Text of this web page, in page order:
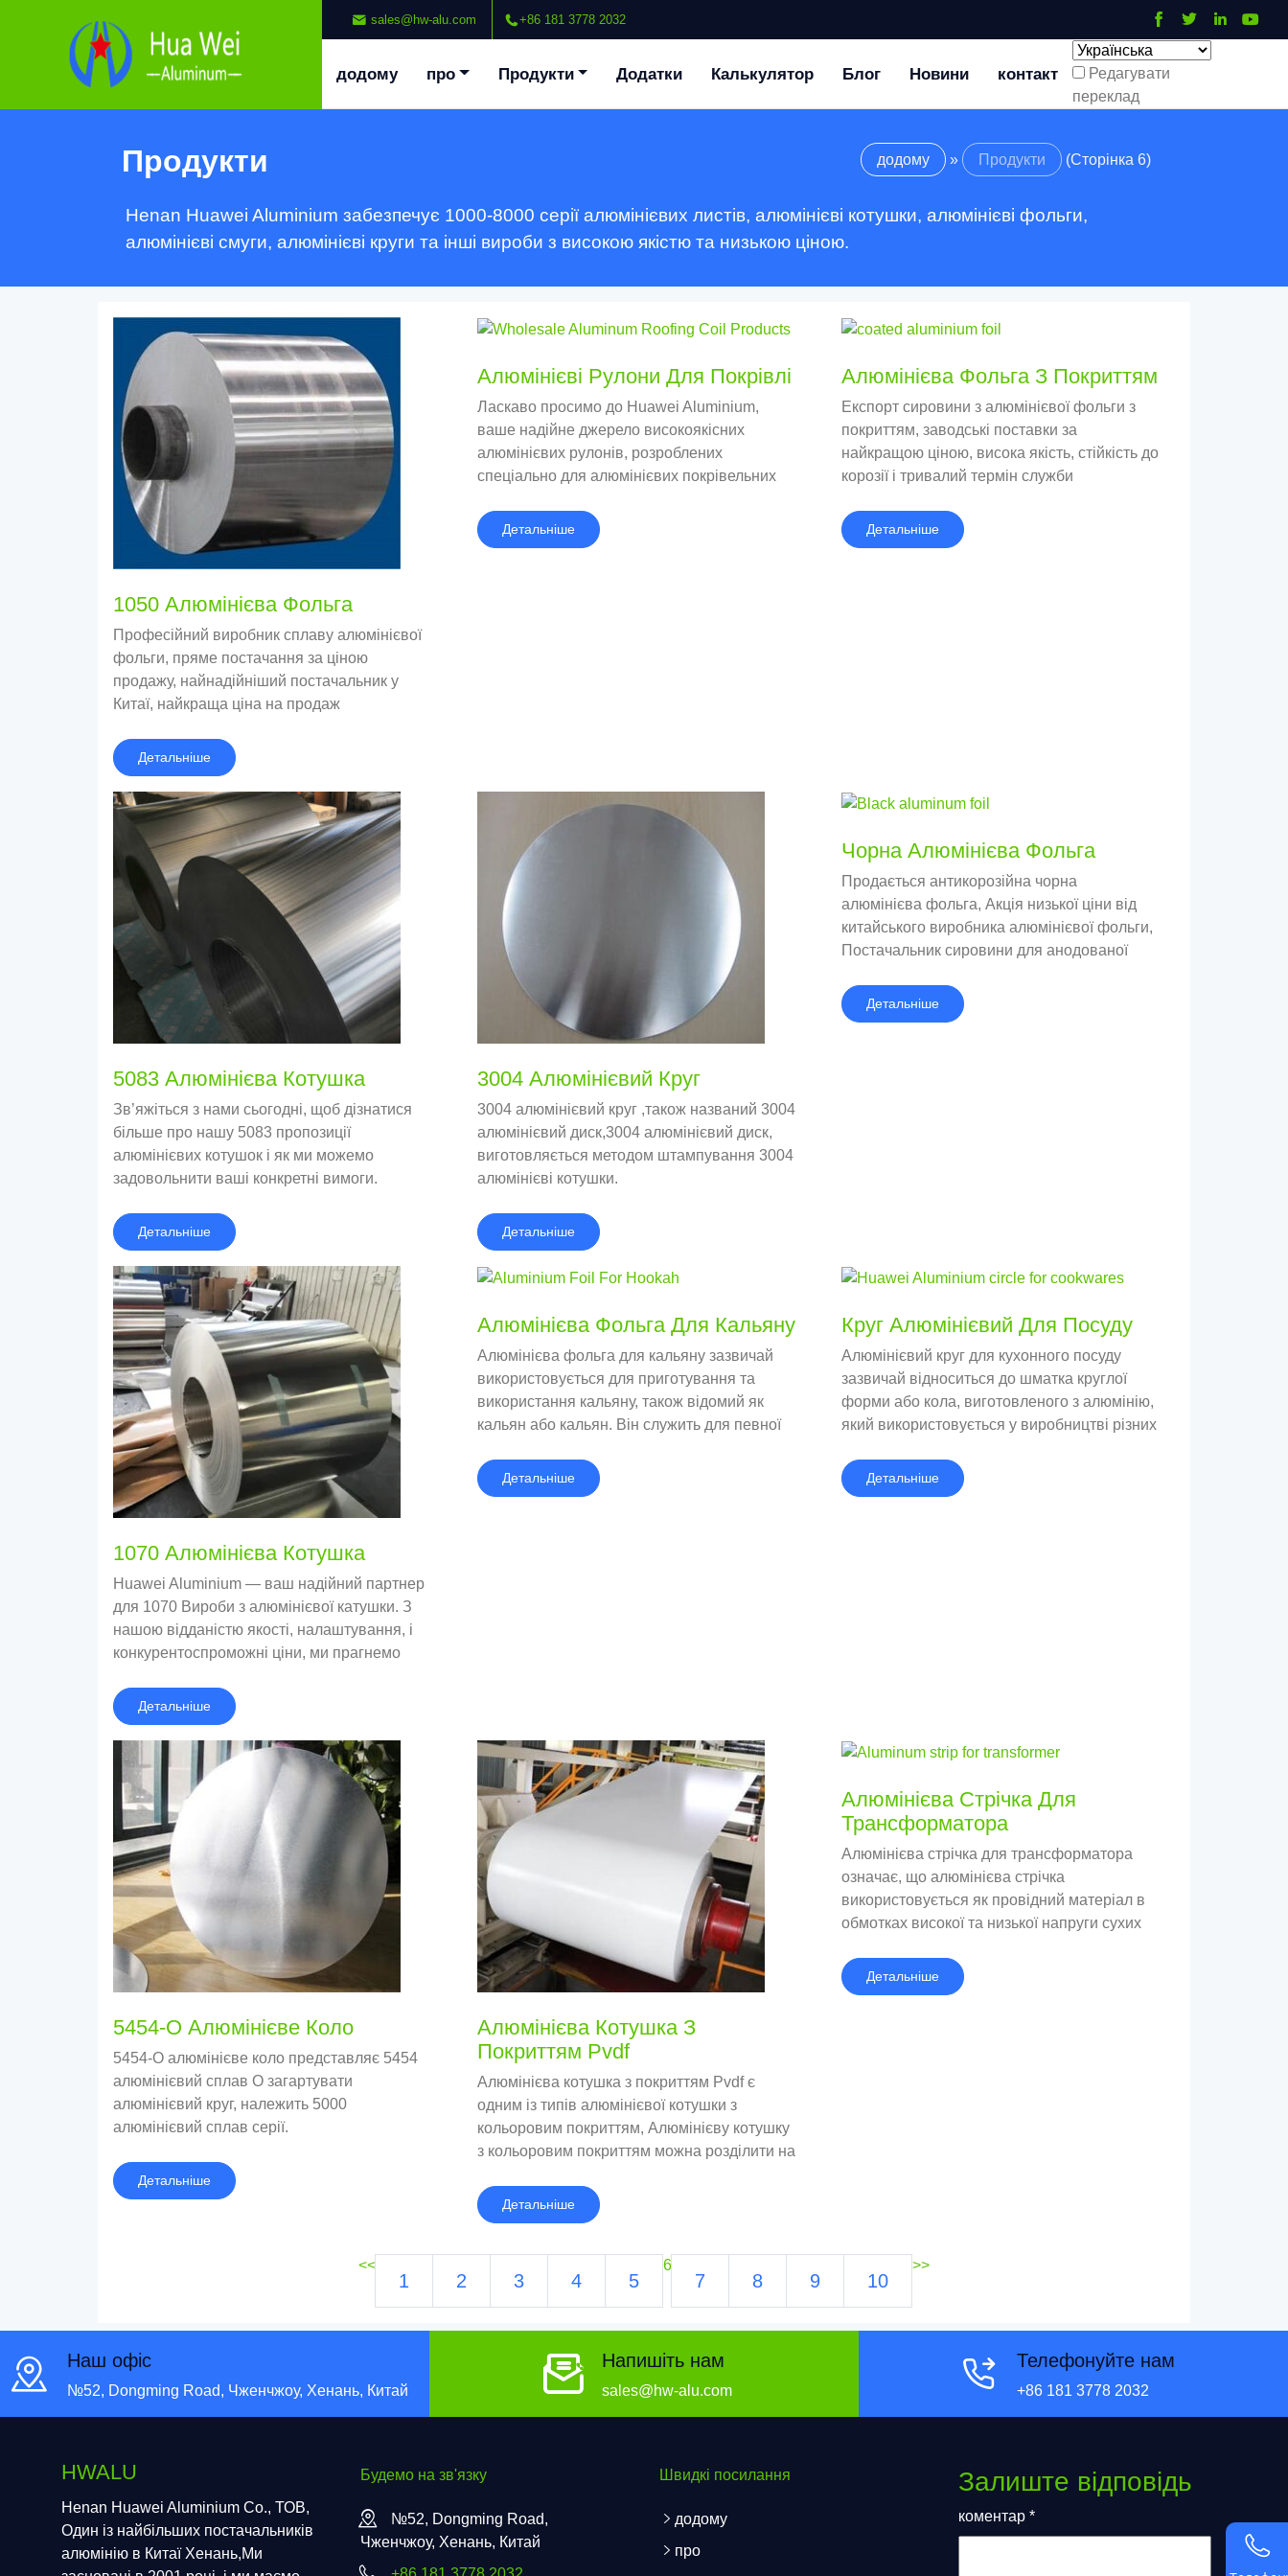
sales@hw-alu.com +86 181 3778 2032
додому про Продукти Додатки Калькулятор Блог Новини контакт
Редагувати
переклад
Продукти додому » Продукти (Сторінка 6)
Henan Huawei Aluminium забезпечує 1000-8000 серії алюмінієвих листів, алюмінієві котушки, алюмінієві фольги,
алюмінієві смуги, алюмінієві круги та інші вироби з високою якістю та низькою ціною.
1050 Алюмінієва Фольга
Професійний виробник сплаву алюмінієвої
фольги, пряме постачання за ціною
продажу, найнадійніший постачальник у
Китаї, найкраща ціна на продаж
Детальніше
Алюмінієві Рулони Для Покрівлі
Ласкаво просимо до Huawei Aluminium,
ваше надійне джерело високоякісних
алюмінієвих рулонів, розроблених
спеціально для алюмінієвих покрівельних
Детальніше
Алюмінієва Фольга З Покриттям
Експорт сировини з алюмінієвої фольги з
покриттям, заводські поставки за
найкращою ціною, висока якість, стійкість до
корозії і тривалий термін служби
Детальніше
5083 Алюмінієва Котушка
Зв’яжіться з нами сьогодні, щоб дізнатися
більше про нашу 5083 пропозиції
алюмінієвих котушок і як ми можемо
задовольнити ваші конкретні вимоги.
Детальніше
3004 Алюмінієвий Круг
3004 алюмінієвий круг ,також названий 3004
алюмінієвий диск,3004 алюмінієвий диск,
виготовляється методом штампування 3004
алюмінієві котушки.
Детальніше
Чорна Алюмінієва Фольга
Продається антикорозійна чорна
алюмінієва фольга, Акція низької ціни від
китайського виробника алюмінієвої фольги,
Постачальник сировини для анодованої
Детальніше
1070 Алюмінієва Котушка
Huawei Aluminium — ваш надійний партнер
для 1070 Вироби з алюмінієвої катушки. З
нашою відданістю якості, налаштування, і
конкурентоспроможні ціни, ми прагнемо
очікування.
Детальніше
Алюмінієва Фольга Для Кальяну
Алюмінієва фольга для кальяну зазвичай
використовується для приготування та
використання кальяну, також відомий як
кальян або кальян. Він служить для певної
розміщенні та управлінні деревним
вугіллям і тютюном.
Детальніше
Круг Алюмінієвий Для Посуду
Алюмінієвий круг для кухонного посуду
зазвичай відноситься до шматка круглої
форми або кола, виготовленого з алюмінію,
який використовується у виробництві різних
кухонне начиння.
Детальніше
5454-O Алюмінієве Коло
5454-O алюмінієве коло представляє 5454
алюмінієвий сплав O загартувати
алюмінієвий круг, належить 5000
алюмінієвий сплав серії.
Детальніше
Алюмінієва Котушка З
Покриттям Pvdf
Алюмінієва котушка з покриттям Pvdf є
одним із типів алюмінієвої котушки з
кольоровим покриттям, Алюмінієву котушку
з кольоровим покриттям можна розділити на
покриттям, фторуглерод (PVDF) алюмінієва
котушка з покриттям і алюмінієва котушка з
Детальніше
Алюмінієва Стрічка Для
Трансформатора
Алюмінієва стрічка для трансформатора
означає, що алюмінієва стрічка
використовується як провідний матеріал в
обмотках високої та низької напруги сухих
трансформаторів..
Детальніше
<<
1 2 3 4 5
6
7 8 9 10
>>
Наш офіс
№52, Dongming Road, Чженчжоу, Хенань, Китай
Напишіть нам
sales@hw-alu.com
Телефонуйте нам
+86 181 3778 2032
HWALU
Henan Huawei Aluminium Co., ТОВ,
Один із найбільших постачальників
алюмінію в Китаї Хенань,Ми
Будемо на зв'язку
№52, Dongming Road,
Чженчжоу, Хенань, Китай
Швидкі посилання
додому
про
Залиште відповідь
коментар *